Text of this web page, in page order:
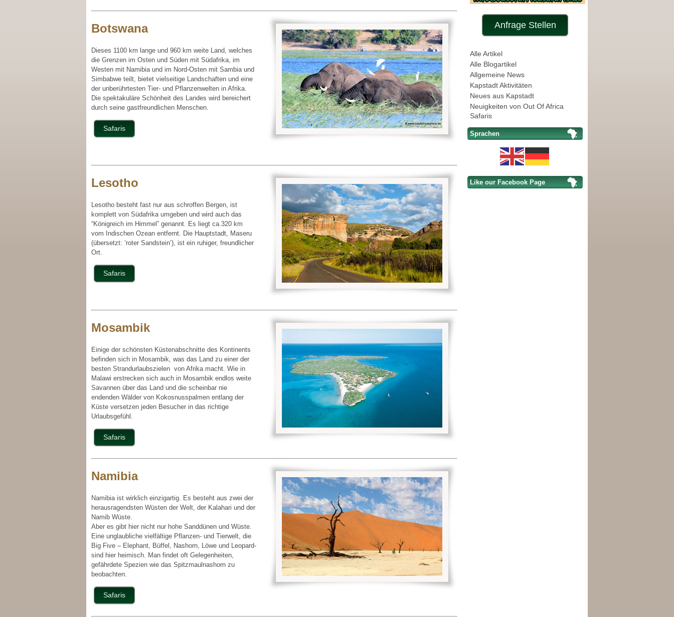
Botswana
Dieses 1100 km lange und 960 km weite Land, welches
die Grenzen im Osten und Süden mit Südafrika, im
Westen mit Namibia und im Nord-Osten mit Sambia und
Simbabwe teilt, bietet vielseitige Landschaften und eine
der unberührtesten Tier- und Pflanzenwelten in Afrika.
Die spektakuläre Schönheit des Landes wird bereichert
durch seine gastfreundlichen Menschen.
Safaris
Lesotho
Lesotho besteht fast nur aus schroffen Bergen, ist
komplett von Südafrika umgeben und wird auch das
“Königreich im Himmel” genannt. Es liegt ca.320 km
vom Indischen Ozean entfernt. Die Hauptstadt, Maseru
(übersetzt: ‘roter Sandstein’), ist ein ruhiger, freundlicher
Ort.
Safaris
Mosambik
Einige der schönsten Küstenabschnitte des Kontinents
befinden sich in Mosambik, was das Land zu einer der
besten Strandurlaubszielen von Afrika macht. Wie in
Malawi erstrecken sich auch in Mosambik endlos weite
Savannen über das Land und die scheinbar nie
endenden Wälder von Kokosnusspalmen entlang der
Küste versetzen jeden Besucher in das richtige
Urlaubsgefühl.
Safaris
Namibia
Namibia ist wirklich einzigartig. Es besteht aus zwei der
herausragendsten Wüsten der Welt, der Kalahari und der
Namib Wüste.
Aber es gibt hier nicht nur hohe Sanddünen und Wüste.
Eine unglaubliche vielfältige Pflanzen- und Tierwelt, die
Big Five – Elephant, Büffel, Nashorn, Löwe und Leopard-
sind hier heimisch. Man findet oft Gelegenheiten,
gefährdete Spezien wie das Spitzmaulnashorn zu
beobachten.
Safaris
Anfrage Stellen
Alle Artikel
Alle Blogartikel
Allgemeine News
Kapstadt Aktivitäten
Neues aus Kapstadt
Neuigkeiten von Out Of Africa
Safaris
Sprachen
Like our Facebook Page